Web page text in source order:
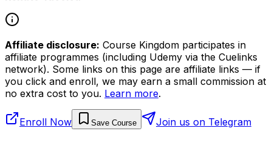
Affiliate disclosure: Course Kingdom participates in
affiliate programmes (including Udemy via the Cuelinks
network). Some links on this page are affiliate links — if
you click and enroll, we may earn a small commission at
no extra cost to you. Learn more.
Enroll Now Save Course Join us on Telegram